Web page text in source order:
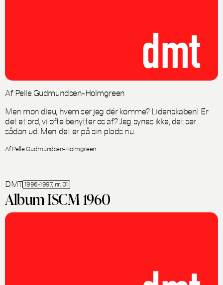
Af Pelle Gudmundsen-Holmgreen
Men mon dieu, hvem ser jeg dér komme? Lidenskaben! Er
det et ord, vi ofte benytter os af? Jeg synes ikke, det ser
sådan ud. Men det er på sin plads nu.
Af Pelle Gudmundsen-Holmgreen
DMT 1996-1997, nr. 01
Album ISCM 1960